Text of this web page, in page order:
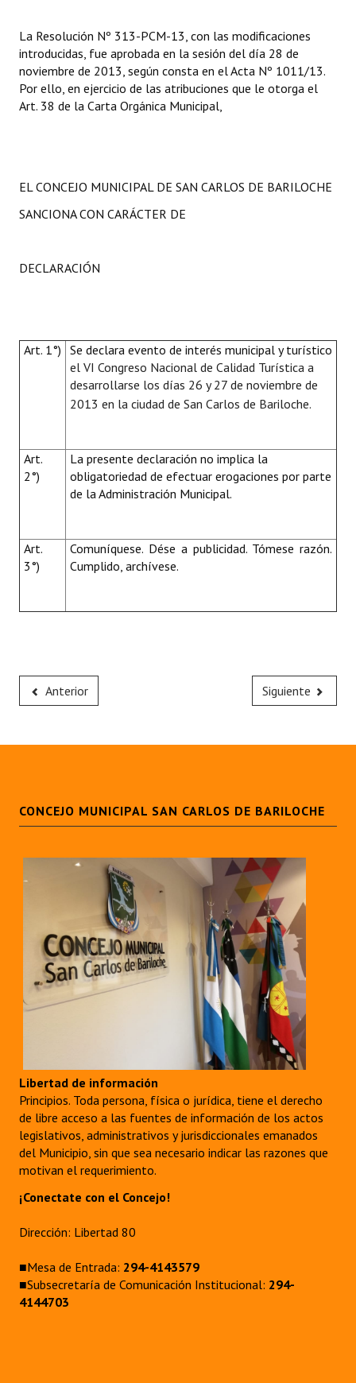
La Resolución Nº 313-PCM-13, con las modificaciones
introducidas, fue aprobada en la sesión del día 28 de
noviembre de 2013, según consta en el Acta Nº 1011/13.
Por ello, en ejercicio de las atribuciones que le otorga el
Art. 38 de la Carta Orgánica Municipal,
EL CONCEJO MUNICIPAL DE SAN CARLOS DE BARILOCHE
SANCIONA CON CARÁCTER DE
DECLARACIÓN
Art. 1°) Se declara evento de interés municipal y turístico
el VI Congreso Nacional de Calidad Turística a
desarrollarse los días 26 y 27 de noviembre de
2013 en la ciudad de San Carlos de Bariloche.
Art.
2°)
La presente declaración no implica la
obligatoriedad de efectuar erogaciones por parte
de la Administración Municipal.
Art.
3°)
Comuníquese. Dése a publicidad. Tómese razón.
Cumplido, archívese.
Anterior Siguiente
CONCEJO MUNICIPAL SAN CARLOS DE BARILOCHE
Libertad de información
Principios. Toda persona, física o jurídica, tiene el derecho
de libre acceso a las fuentes de información de los actos
legislativos, administrativos y jurisdiccionales emanados
del Municipio, sin que sea necesario indicar las razones que
motivan el requerimiento.
¡Conectate con el Concejo!
Dirección: Libertad 80
■Mesa de Entrada: 294-4143579
■Subsecretaría de Comunicación Institucional: 294-
4144703